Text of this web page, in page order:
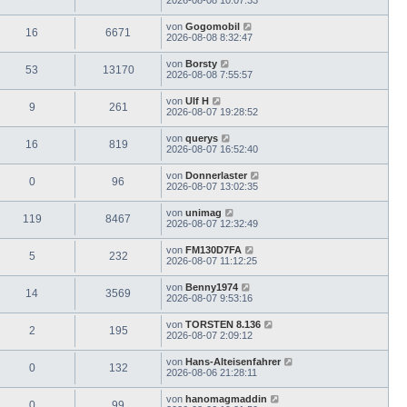
16 6671 von Gogomobil
2026-08-08 8:32:47
53 13170 von Borsty
2026-08-08 7:55:57
9 261 von Ulf H
2026-08-07 19:28:52
16 819 von querys
2026-08-07 16:52:40
0 96 von Donnerlaster
2026-08-07 13:02:35
119 8467 von unimag
2026-08-07 12:32:49
5 232 von FM130D7FA
2026-08-07 11:12:25
14 3569 von Benny1974
2026-08-07 9:53:16
2 195 von TORSTEN 8.136
2026-08-07 2:09:12
0 132 von Hans-Alteisenfahrer
2026-08-06 21:28:11
von hanomagmaddin